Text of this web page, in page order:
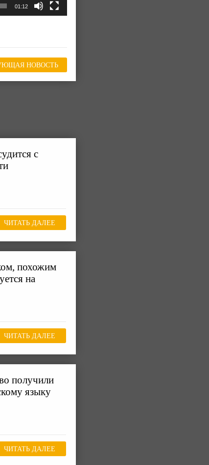
01:12
НОВОСТЬ
с
ЧИТАТЬ ДАЛЕЕ
похожим
на
ЧИТАТЬ ДАЛЕЕ
получили
языку
ЧИТАТЬ ДАЛЕЕ